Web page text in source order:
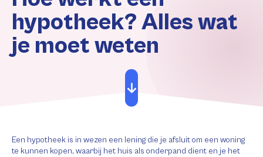
hypotheek? Alles wat
je moet weten
Een hypotheek is in wezen een lening die je afsluit om een woning
te kunnen kopen, waarbij het huis als onderpand dient en je het